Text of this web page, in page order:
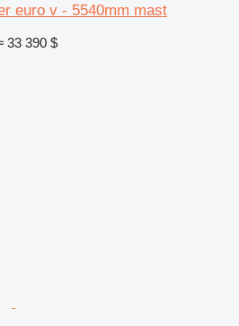
euro v - 5540mm mast
33 390 $